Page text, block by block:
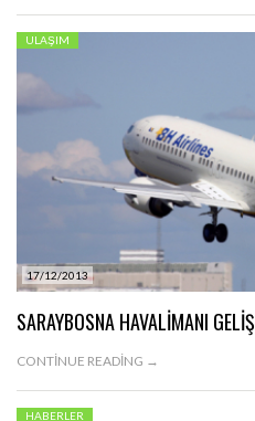
17/12/2013
ULAŞIM
SARAYBOSNA HAVALIMANI GELIŞ
CONTINUE READING →
HABERLER